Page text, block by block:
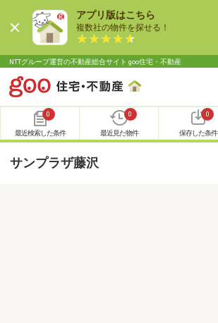
アプリ版はこちら
複数社の物件を探せる！
NTTグループ運営の不動産総合サイト goo住宅・不動産
0
最近検索した条件
0
最近見た物件
0
保存した条件
サンプラザ藤沢